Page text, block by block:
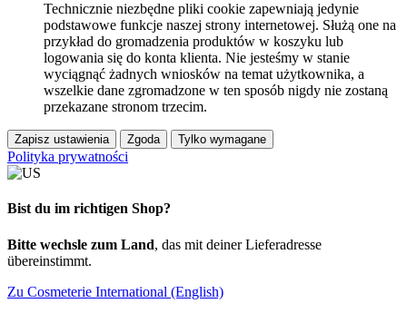
Technicznie niezbędne pliki cookie zapewniają jedynie
podstawowe funkcje naszej strony internetowej. Służą one na
przykład do gromadzenia produktów w koszyku lub
logowania się do konta klienta. Nie jesteśmy w stanie
wyciągnąć żadnych wniosków na temat użytkownika, a
wszelkie dane zgromadzone w ten sposób nigdy nie zostaną
przekazane stronom trzecim.
Zapisz ustawienia Zgoda Tylko wymagane
Polityka prywatności
Bist du im richtigen Shop?
Bitte wechsle zum Land, das mit deiner Lieferadresse
übereinstimmt.
Zu Cosmeterie International (English)